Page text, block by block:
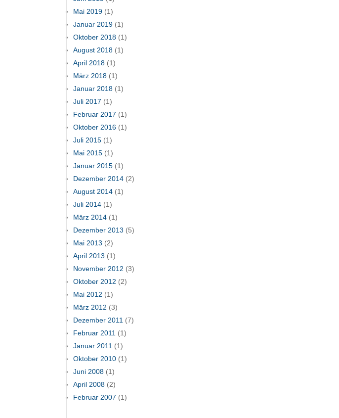
Mai 2019 (1)
Januar 2019 (1)
Oktober 2018 (1)
August 2018 (1)
April 2018 (1)
März 2018 (1)
Januar 2018 (1)
Juli 2017 (1)
Februar 2017 (1)
Oktober 2016 (1)
Juli 2015 (1)
Mai 2015 (1)
Januar 2015 (1)
Dezember 2014 (2)
August 2014 (1)
Juli 2014 (1)
März 2014 (1)
Dezember 2013 (5)
Mai 2013 (2)
April 2013 (1)
November 2012 (3)
Oktober 2012 (2)
Mai 2012 (1)
März 2012 (3)
Dezember 2011 (7)
Februar 2011 (1)
Januar 2011 (1)
Oktober 2010 (1)
Juni 2008 (1)
April 2008 (2)
Februar 2007 (1)